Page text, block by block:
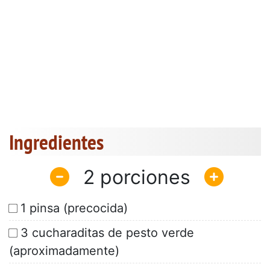
Ingredientes
2
1 pinsa (precocida)
3 cucharaditas de pesto verde
(aproximadamente)